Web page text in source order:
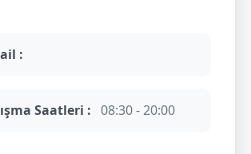
:
Saatleri : 08:30 - 20:00